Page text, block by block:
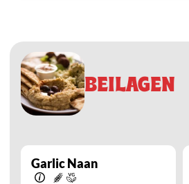
BEILAGEN
Garlic Naan